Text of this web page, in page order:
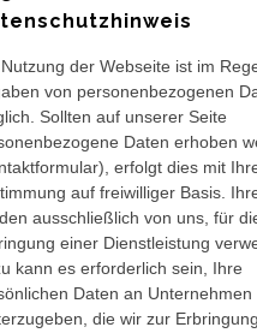
der Webseite ist im
von personenbezogenen
Sollten auf unserer Seite
Daten erhoben
erfolgt dies mit
auf freiwilliger Basis.
ausschließlich von uns, für
einer Dienstleistung
kann es erforderlich sein, Ihre
Daten an Unternehmen
die wir zur